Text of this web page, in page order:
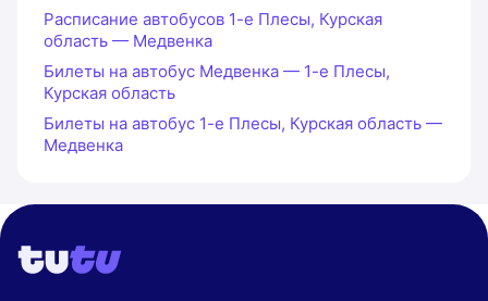
Расписание автобусов 1-е Плесы, Курская
область — Медвенка
Билеты на автобус Медвенка — 1-е Плесы,
Курская область
Билеты на автобус 1-е Плесы, Курская область —
Медвенка